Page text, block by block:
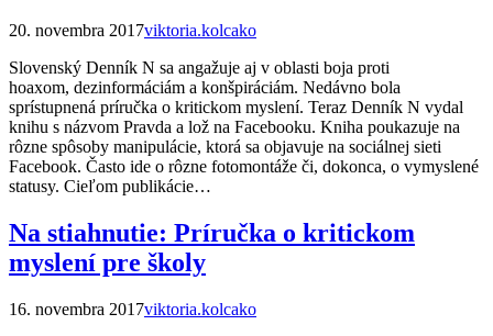
20. novembra 2017viktoria.kolcako
Slovenský Denník N sa angažuje aj v oblasti boja proti
hoaxom, dezinformáciám a konšpiráciám. Nedávno bola
sprístupnená príručka o kritickom myslení. Teraz Denník N vydal
knihu s názvom Pravda a lož na Facebooku. Kniha poukazuje na
rôzne spôsoby manipulácie, ktorá sa objavuje na sociálnej sieti
Facebook. Často ide o rôzne fotomontáže či, dokonca, o vymyslené
statusy. Cieľom publikácie…
Na stiahnutie: Príručka o kritickom
myslení pre školy
16. novembra 2017viktoria.kolcako